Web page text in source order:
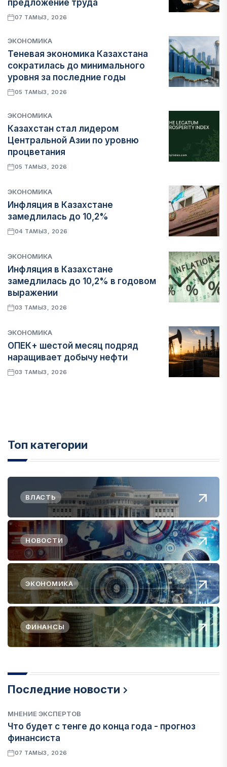
предложение труда
07 ТАМЫЗ, 2026
ЭКОНОМИКА
Теневая экономика Казахстана
сократилась до минимального
уровня за последние годы
05 ТАМЫЗ, 2026
ЭКОНОМИКА
Казахстан стал лидером
Центральной Азии по уровню
процветания
05 ТАМЫЗ, 2026
ЭКОНОМИКА
Инфляция в Казахстане
замедлилась до 10,2%
04 ТАМЫЗ, 2026
ЭКОНОМИКА
Инфляция в Казахстане
замедлилась до 10,2% в годовом
выражении
03 ТАМЫЗ, 2026
ЭКОНОМИКА
ОПЕК+ шестой месяц подряд
наращивает добычу нефти
03 ТАМЫЗ, 2026
Топ категории
ВЛАСТЬ
НОВОСТИ
ЭКОНОМИКА
ФИНАНСЫ
Последние новости
МНЕНИЕ ЭКСПЕРТОВ
Что будет с тенге до конца года - прогноз
финансиста
07 ТАМЫЗ, 2026